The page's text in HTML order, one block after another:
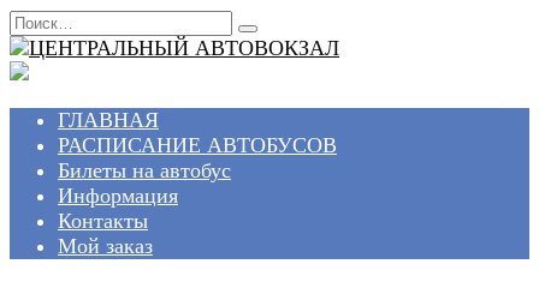
Перейти
к
содержанию
Search
for:
ГЛАВНАЯ
РАСПИСАНИЕ АВТОБУСОВ
Билеты на автобус
Информация
Контакты
Мой заказ